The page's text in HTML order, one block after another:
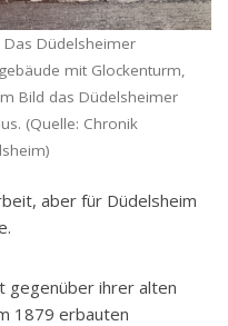
Das Düdelsheimer
mit Glockenturm,
Bild das Düdelsheimer
(Quelle: Chronik
aber für Düdelsheim
gegenüber ihrer alten
1879 erbauten